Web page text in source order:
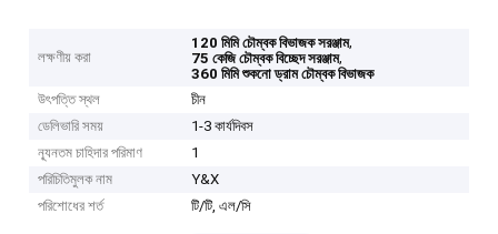
লক্ষণীয় করা
120 মিমি চৌম্বক বিভাজক সরঞ্জাম,
75 কেজি চৌম্বক বিচ্ছেদ সরঞ্জাম,
360 মিমি শুকনো ড্রাম চৌম্বক বিভাজক
উৎপত্তি স্থল
চীন
ডেলিভারি সময়
1-3 কার্যদিবস
ন্যূনতম চাহিদার পরিমাণ
1
পরিচিতিমুলক নাম
Y&X
পরিশোধের শর্ত
টি/টি, এল/সি